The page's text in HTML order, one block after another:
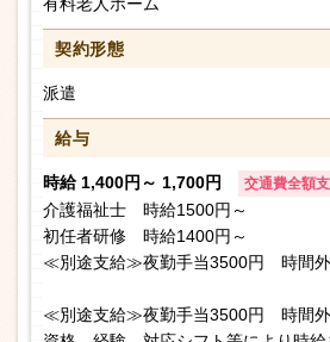
有料老人ホーム
契約形態
派遣
給与
時給 1,400円～ 1,700円 交通費全額
介護福祉士 時給1500円～
初任者研修 時給1400円～
≪別途支給≫夜勤手当3500円 時間
≪別途支給≫夜勤手当3500円 時間